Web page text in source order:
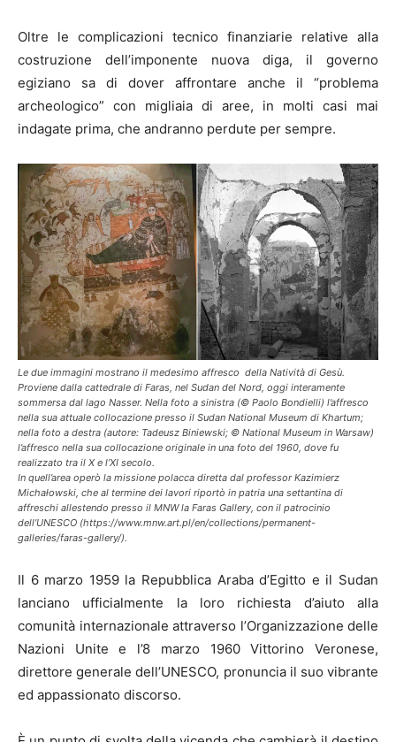
Oltre le complicazioni tecnico finanziarie relative alla
costruzione dell’imponente nuova diga, il governo
egiziano sa di dover affrontare anche il “problema
archeologico” con migliaia di aree, in molti casi mai
indagate prima, che andranno perdute per sempre.
Le due immagini mostrano il medesimo affresco della Natività di Gesù.
Proviene dalla cattedrale di Faras, nel Sudan del Nord, oggi interamente
sommersa dal lago Nasser. Nella foto a sinistra (© Paolo Bondielli) l’affresco
nella sua attuale collocazione presso il Sudan National Museum di Khartum;
nella foto a destra (autore: Tadeusz Biniewski; © National Museum in Warsaw)
l’affresco nella sua collocazione originale in una foto del 1960, dove fu
realizzato tra il X e l’XI secolo.
In quell’area operò la missione polacca diretta dal professor Kazimierz
Michałowski, che al termine dei lavori riportò in patria una settantina di
affreschi allestendo presso il MNW la Faras Gallery, con il patrocinio
dell’UNESCO (https://www.mnw.art.pl/en/collections/permanent-
galleries/faras-gallery/).
Il 6 marzo 1959 la Repubblica Araba d’Egitto e il Sudan
lanciano ufficialmente la loro richiesta d’aiuto alla
comunità internazionale attraverso l’Organizzazione delle
Nazioni Unite e l’8 marzo 1960 Vittorino Veronese,
direttore generale dell’UNESCO, pronuncia il suo vibrante
ed appassionato discorso.